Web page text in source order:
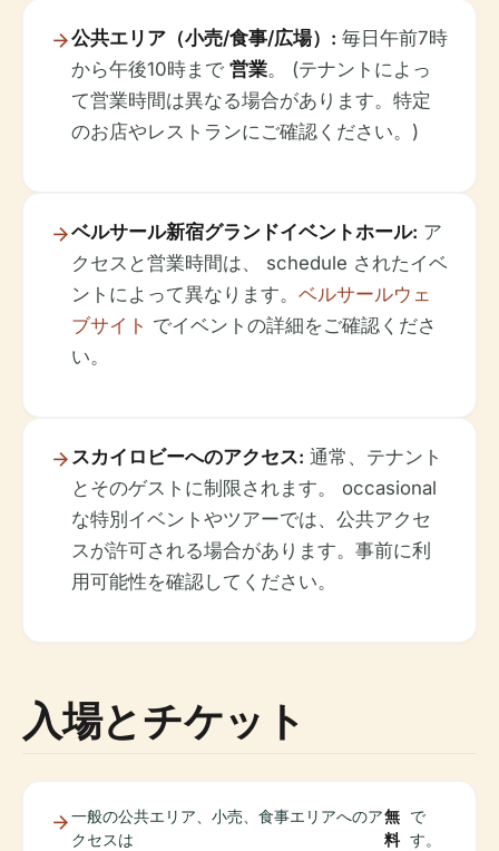
公共エリア（小売/食事/広場）: 毎日午前7時
から午後10時まで 営業。 (テナントによっ
て営業時間は異なる場合があります。特定
のお店やレストランにご確認ください。)
ベルサール新宿グランドイベントホール: ア
クセスと営業時間は、 schedule されたイベ
ントによって異なります。 ベルサールウェ
ブサイト でイベントの詳細をご確認くださ
い。
スカイロビーへのアクセス: 通常、テナント
とそのゲストに制限されます。 occasional
な特別イベントやツアーでは、公共アクセ
スが許可される場合があります。事前に利
用可能性を確認してください。
入場とチケット
一般の公共エリア、小売、食事エリアへのア
クセスは
無
料
で
す。